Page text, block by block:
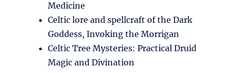
Medicine
Celtic lore and spellcraft of the Dark
Goddess, Invoking the Morrigan
Celtic Tree Mysteries: Practical Druid
Magic and Divination